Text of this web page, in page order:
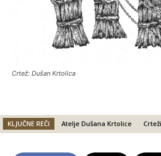
Crtež: Dušan Krtolica
KLJUČNE REČI Atelje Dušana Krtolice